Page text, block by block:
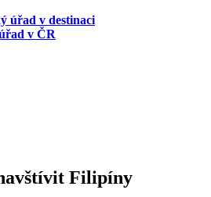
úřad v destinaci
v ČR
Filipíny